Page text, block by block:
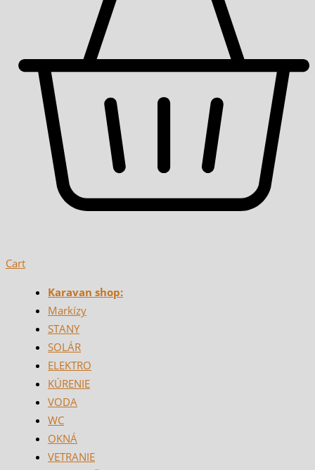
Cart
Karavan shop:
Markízy
STANY
SOLÁR
ELEKTRO
KÚRENIE
VODA
WC
OKNÁ
VETRANIE